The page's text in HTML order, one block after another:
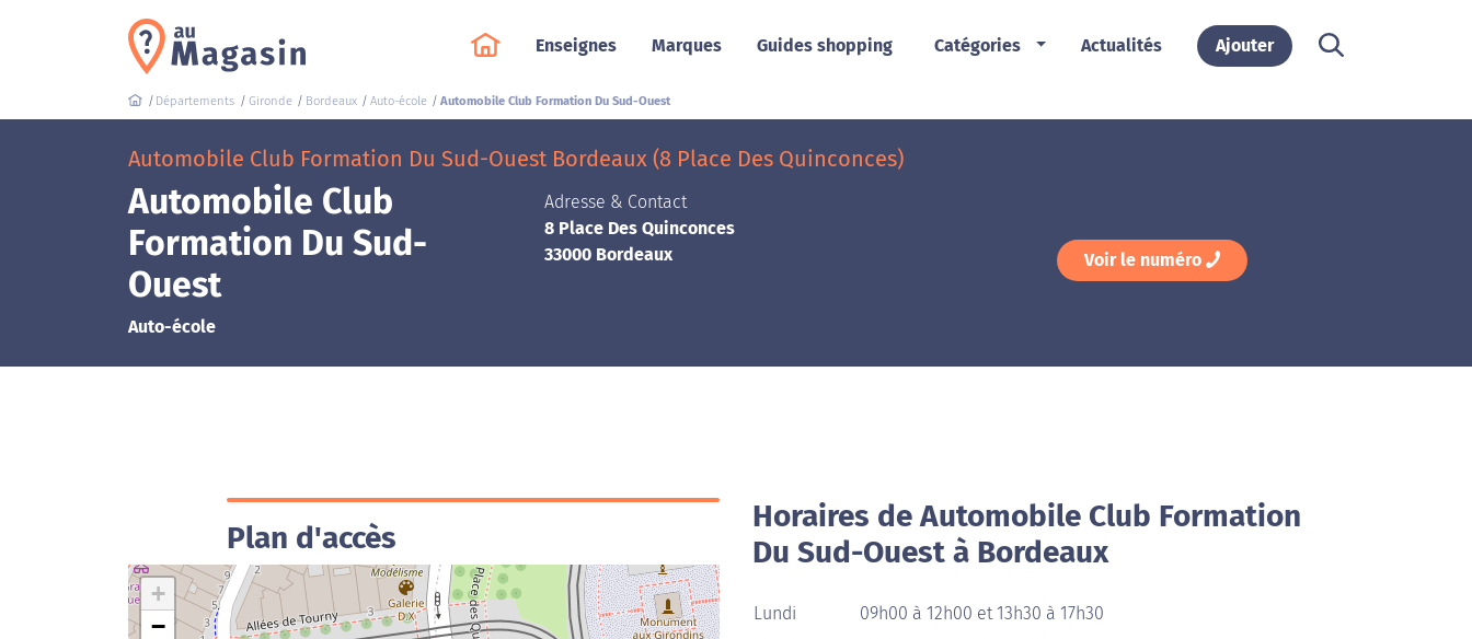
Enseignes Marques Guides shopping Catégories Actualités Ajouter
Départements Gironde Bordeaux Auto-école Automobile Club Formation Du Sud-Ouest
Automobile Club Formation Du Sud-Ouest Bordeaux (8 Place Des Quinconces)
Automobile Club
Formation Du Sud-
Ouest
Auto-école
Adresse & Contact
8 Place Des Quinconces
33000 Bordeaux
Voir le numéro
Plan d'accès
+
−
Horaires de Automobile Club Formation
Du Sud-Ouest à Bordeaux
Lundi
09h00 à 12h00 et 13h30 à 17h30